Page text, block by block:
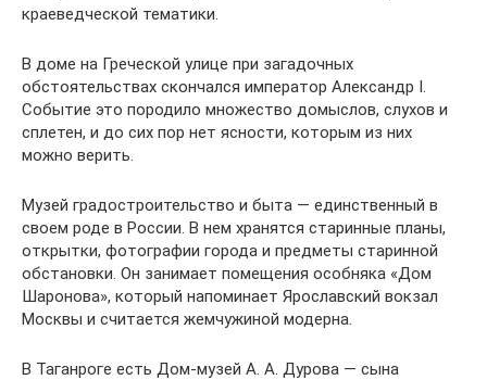
краеведческой тематики.
В доме на Греческой улице при загадочных
обстоятельствах скончался император Александр I.
Событие это породило множество домыслов, слухов и
сплетен, и до сих пор нет ясности, которым из них
можно верить.
Музей градостроительство и быта — единственный в
своем роде в России. В нем хранятся старинные планы,
открытки, фотографии города и предметы старинной
обстановки. Он занимает помещения особняка «Дом
Шаронова», который напоминает Ярославский вокзал
Москвы и считается жемчужиной модерна.
В Таганроге есть Дом-музей А. А. Дурова — сына